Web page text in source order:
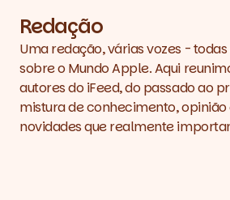
Redação
Uma redação, várias vozes -
sobre o Mundo Apple. Aqui
autores do iFeed, do passado ao
mistura de conhecimento,
novidades que realmente